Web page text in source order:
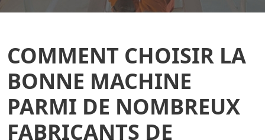
COMMENT CHOISIR LA
BONNE MACHINE
PARMI DE NOMBREUX
FABRICANTS DE